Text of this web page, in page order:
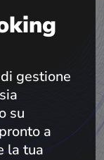
gestione
su
a
la tua